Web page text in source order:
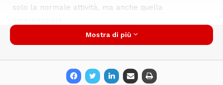
solo la normale attività, ma anche quella
A venire incontro a queste esigenze di protezione è
ARCOcon il nuovo disinfettanteBLU RTU PLUS, con
Presidio Medico Chirurgico N°20826 del Ministero
Mostra di più